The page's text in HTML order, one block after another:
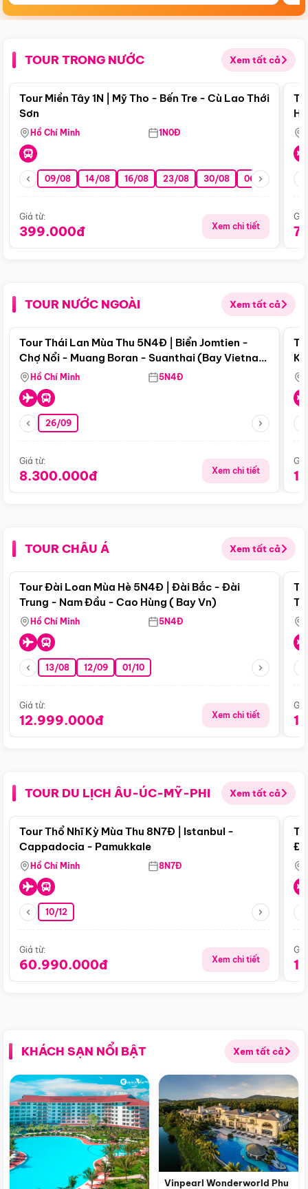
TOUR TRONG NƯỚC Xem tất cả
Điểm nổi bật
Tour Miền Tây 1N | Mỹ Tho - Bến Tre - Cù Lao Thới
Sơn
Hồ Chí Minh 1N0Đ
09/08 14/08 16/08 23/08 30/08 06/09 13/09
Giá từ:
399.000đ Xem chi tiết
TOUR NƯỚC NGOÀI Xem tất cả
Điểm nổi bật
Tour Thái Lan Mùa Thu 5N4Đ | Biển Jomtien -
Chợ Nổi - Muang Boran - Suanthai (Bay Vietnam
Airlines)
Hồ Chí Minh 5N4Đ
26/09
Giá từ:
8.300.000đ Xem chi tiết
TOUR CHÂU Á Xem tất cả
Điểm nổi bật
Tour Đài Loan Mùa Hè 5N4Đ | Đài Bắc - Đài
Trung - Nam Đầu - Cao Hùng ( Bay Vn)
Hồ Chí Minh 5N4Đ
13/08 12/09 01/10
Giá từ:
12.999.000đ Xem chi tiết
TOUR DU LỊCH ÂU-ÚC-MỸ-PHI Xem tất cả
Điểm nổi bật
Tour Thổ Nhĩ Kỳ Mùa Thu 8N7Đ | Istanbul -
Cappadocia - Pamukkale
Hồ Chí Minh 8N7Đ
10/12
Giá từ:
60.990.000đ Xem chi tiết
KHÁCH SẠN NỔI BẬT Xem tất cả
Vinpearl Wonderworld Phu